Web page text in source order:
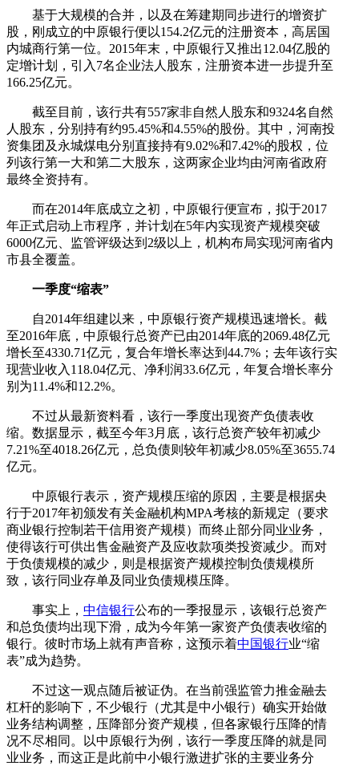
基于大规模的合并，以及在筹建期同步进行的增资扩
股，刚成立的中原银行便以154.2亿元的注册资本，高居国
内城商行第一位。2015年末，中原银行又推出12.04亿股的
定增计划，引入7名企业法人股东，注册资本进一步提升至
166.25亿元。
截至目前，该行共有557家非自然人股东和9324名自然
人股东，分别持有约95.45%和4.55%的股份。其中，河南投
资集团及永城煤电分别直接持有9.02%和7.42%的股权，位
列该行第一大和第二大股东，这两家企业均由河南省政府
最终全资持有。
而在2014年底成立之初，中原银行便宣布，拟于2017
年正式启动上市程序，并计划在5年内实现资产规模突破
6000亿元、监管评级达到2级以上，机构布局实现河南省内
市县全覆盖。
一季度“缩表”
自2014年组建以来，中原银行资产规模迅速增长。截
至2016年底，中原银行总资产已由2014年底的2069.48亿元
增长至4330.71亿元，复合年增长率达到44.7%；去年该行实
现营业收入118.04亿元、净利润33.6亿元，年复合增长率分
别为11.4%和12.2%。
不过从最新资料看，该行一季度出现资产负债表收
缩。数据显示，截至今年3月底，该行总资产较年初减少
7.21%至4018.26亿元，总负债则较年初减少8.05%至3655.74
亿元。
中原银行表示，资产规模压缩的原因，主要是根据央
行于2017年初颁发有关金融机构MPA考核的新规定（要求
商业银行控制若干信用资产规模）而终止部分同业业务，
使得该行可供出售金融资产及应收款项类投资减少。而对
于负债规模的减少，则是根据资产规模控制负债规模所
致，该行同业存单及同业负债规模压降。
事实上， 中信银行公布的一季报显示，该银行总资产
和总负债均出现下滑，成为今年第一家资产负债表收缩的
银行。彼时市场上就有声音称，这预示着中国银行业“缩
表”成为趋势。
不过这一观点随后被证伪。在当前强监管力推金融去
杠杆的影响下，不少银行（尤其是中小银行）确实开始做
业务结构调整，压降部分资产规模，但各家银行压降的情
况不尽相同。以中原银行为例，该行一季度压降的就是同
业业务，而这正是此前中小银行激进扩张的主要业务分